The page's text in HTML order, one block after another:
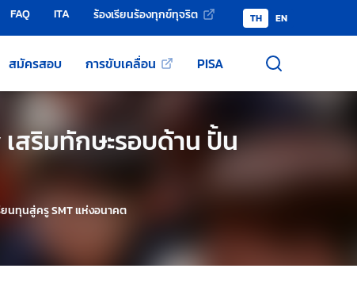
FAQ ITA ร้องเรียนร้องทุกข์ทุจริต TH EN
สมัครสอบ การขับเคลื่อน PISA
สริมทักษะรอบด้าน ปั้น
นทุนสู่ครู SMT แห่งอนาคต